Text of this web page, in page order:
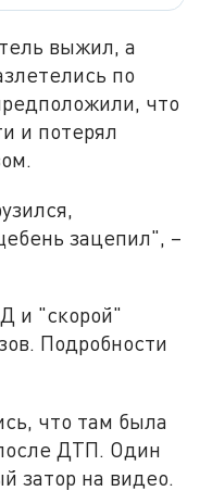
выжил, а
по
что
и потерял
зацепил", –
и "скорой"
Подробности
что там была
ДТП. Один
затор на видео.